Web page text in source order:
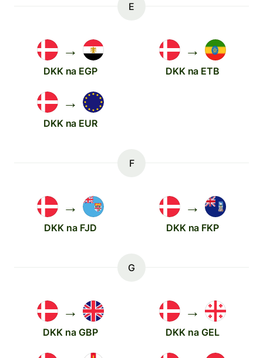
E
→
DKK na EGP
→
DKK na ETB
→
DKK na EUR
F
→
DKK na FJD
→
DKK na FKP
G
→
DKK na GBP
→
DKK na GEL